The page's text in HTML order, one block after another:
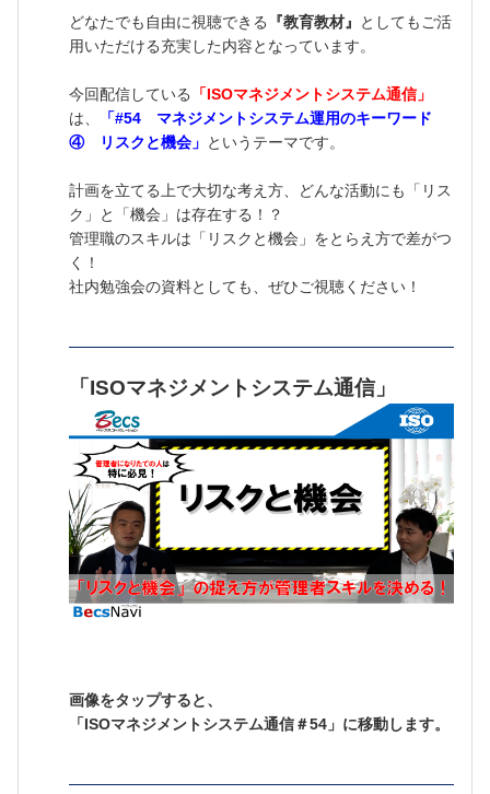
どなたでも自由に視聴できる 『教育教材』
としてもご活
用いただける充実した内容となっています。
今回配信している
「ISOマネジメントシステム通信」
は、
「#54 マネジメントシステム運用のキーワード
④ リスクと機会」 というテーマです。
計画を立てる上で大切な考え方、どんな活動にも「リス
ク」と「機会」は存在する！？
管理職のスキルは「リスクと機会」をとらえ方で差がつ
く！
社内勉強会の資料としても、ぜひご視聴ください！
「 ISOマネジメントシステム通信」
画像をタップすると、
「ISOマネジメントシステム通信＃54」に移動します。